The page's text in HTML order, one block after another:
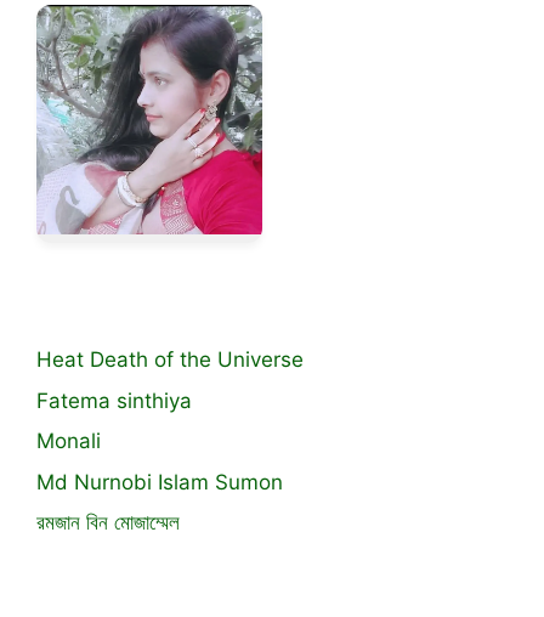
Heat Death of the Universe
Fatema sinthiya
Monali
Md Nurnobi Islam Sumon
রমজান বিন মোজাম্মেল